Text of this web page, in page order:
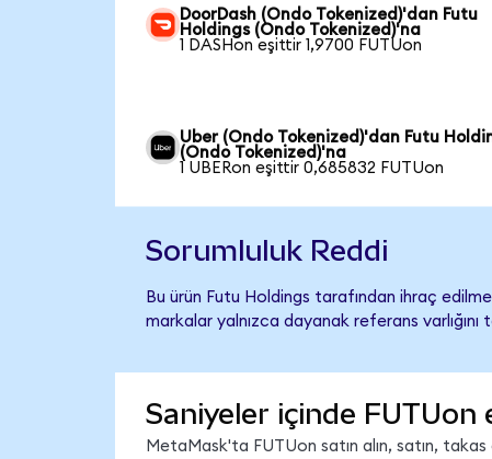
DoorDash (Ondo Tokenized)'dan Futu
Holdings (Ondo Tokenized)'na
1 DASHon eşittir 1,9700 FUTUon
Uber (Ondo Tokenized)'dan Futu
(Ondo Tokenized)'na
1 UBERon eşittir 0,685832 FUTUon
Sorumluluk Reddi
Bu ürün Futu Holdings tarafından ihraç
markalar yalnızca dayanak referans varlığını
Saniyeler içinde FUTUon
MetaMask'ta FUTUon satın alın, satın,